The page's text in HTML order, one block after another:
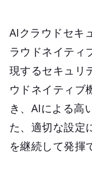
AIクラウドセキ
ラウドネイティ
現するセキュリ
ウドネイティブ
き、AIによる高
た、適切な設定
を継続して発揮